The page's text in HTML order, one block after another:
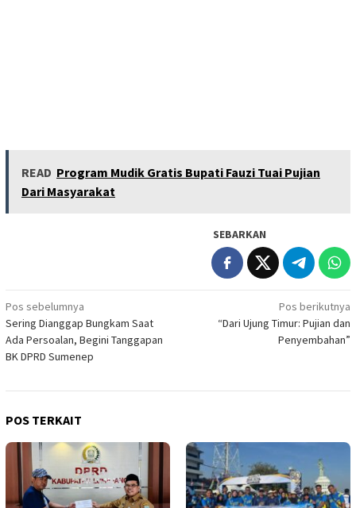
READ Program Mudik Gratis Bupati Fauzi Tuai Pujian
Dari Masyarakat
SEBARKAN
Navigasi
pos
Pos sebelumnya
Sering Dianggap Bungkam Saat
Ada Persoalan, Begini Tanggapan
BK DPRD Sumenep
Pos berikutnya
“Dari Ujung Timur: Pujian dan
Penyembahan”
POS TERKAIT